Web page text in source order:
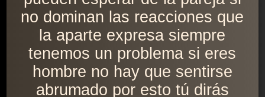
no dominan las reacciones que
la aparte expresa siempre
tenemos un problema si eres
hombre no hay que sentirse
abrumado por esto tú dirás